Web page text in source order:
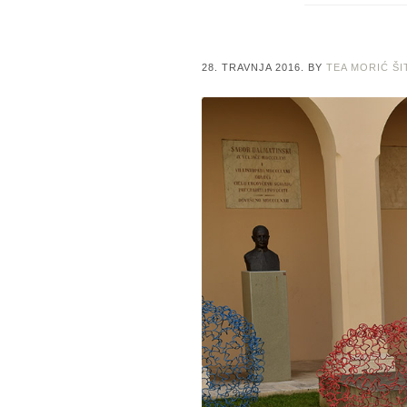
28. TRAVNJA 2016. BY TEA MORIĆ